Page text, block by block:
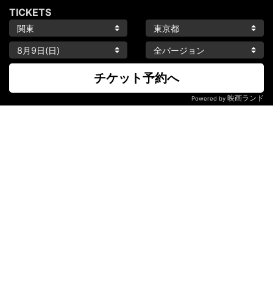
TICKETS
チケット予約へ
Powered by 映画ランド